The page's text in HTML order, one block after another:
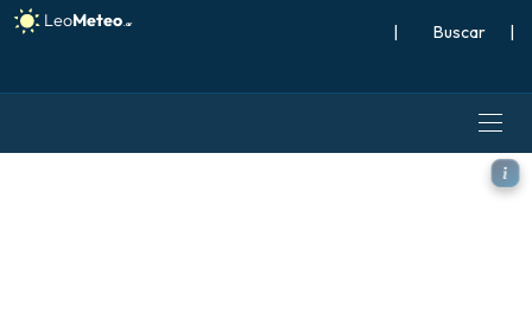
| |
ICON modelo - Caribe,